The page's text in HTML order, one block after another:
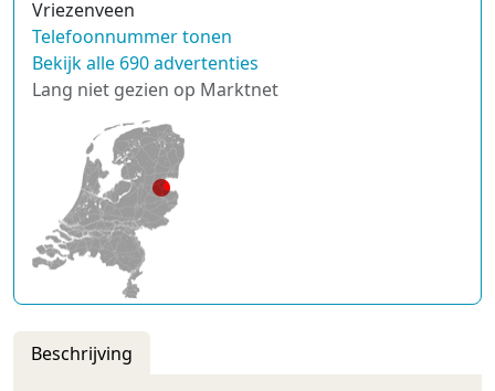
Vriezenveen
Telefoonnummer tonen
Bekijk alle 690 advertenties
Lang niet gezien op Marktnet
Beschrijving